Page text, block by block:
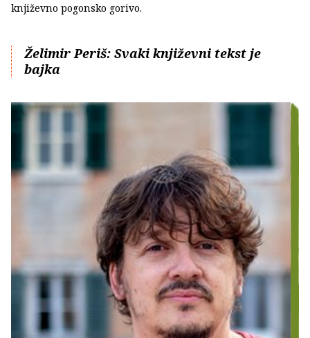
književno pogonsko gorivo.
Želimir Periš: Svaki književni tekst je
bajka